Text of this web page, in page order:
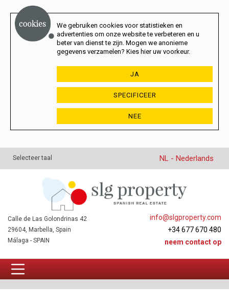
We gebruiken cookies voor statistieken en
advertenties om onze website te verbeteren en u
beter van dienst te zijn. Mogen we anonieme
gegevens verzamelen? Kies hier uw voorkeur.
JA
SPECIFICEER
NEE
Selecteer taal NL - Nederlands
info@slgproperty.com
+34 677 670 480
neem contact op
Calle de Las Golondrinas 42
29604, Marbella, Spain
Málaga - SPAIN